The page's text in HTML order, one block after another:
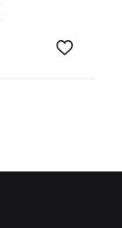
Add to